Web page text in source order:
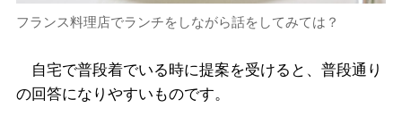
フランス料理店でランチをしながら話をしてみては？
自宅で普段着でいる時に提案を受けると、普段通り
の回答になりやすいものです。